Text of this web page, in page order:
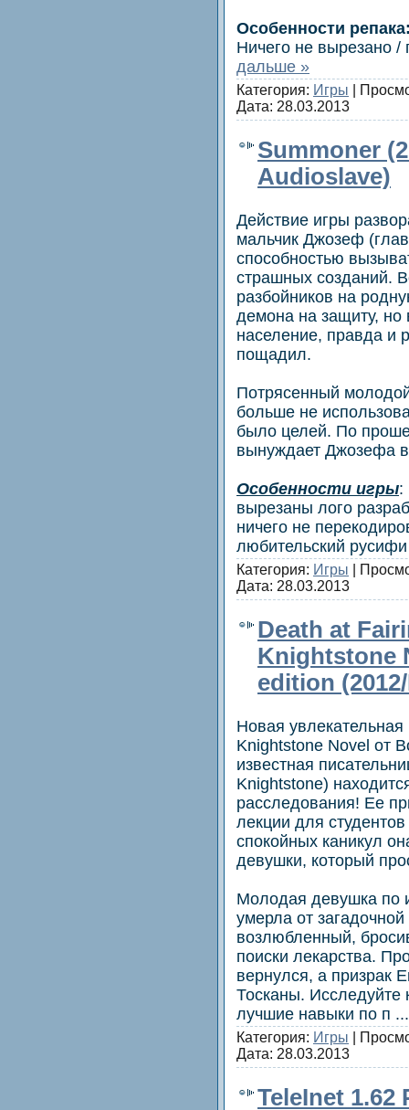
Особенности
Ничего не вырезано
дальше »
Категория: Игры |
Дата: 28.03.2013
Summoner
Audioslave)
Действие игры
мальчик Джозеф
способностью
страшных созданий.
разбойников на
демона на защиту, но
население, правда и
пощадил.
Потрясенный
больше не
было целей. По
вынуждает Джозефа
Особенности игры:
вырезаны лого
ничего не
любительский
Категория: Игры |
Дата: 28.03.2013
Death at
Knightstone
edition
Новая увлекательная
Knightstone Novel от
известная
Knightstone)
расследования! Ее
лекции для
спокойных каникул
девушки, который
Молодая девушка по
умерла от
возлюбленный,
поиски лекарства.
вернулся, а призрак
Тосканы. Исследуйте
лучшие навыки по п
Категория: Игры |
Дата: 28.03.2013
TeleInet 1.62